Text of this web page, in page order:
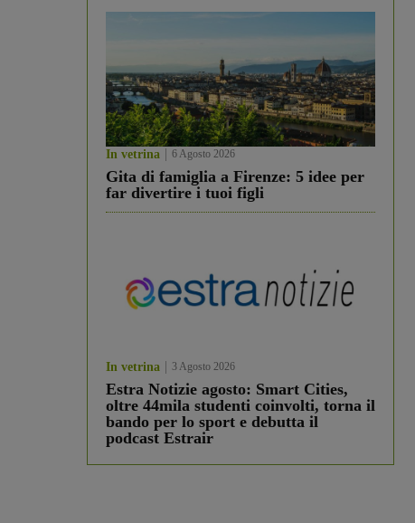
In vetrina 6 Agosto 2026
Gita di famiglia a Firenze: 5 idee per
far divertire i tuoi figli
In vetrina 3 Agosto 2026
Estra Notizie agosto: Smart Cities,
oltre 44mila studenti coinvolti, torna il
bando per lo sport e debutta il
podcast Estrair